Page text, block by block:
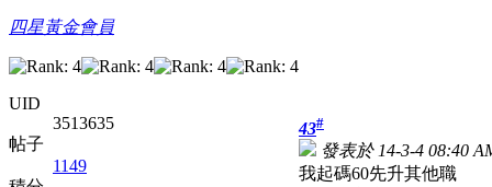
四星黃金會員
UID
3513635
帖子
1149
43#
發表於 14-3-4 08:40
我起碼60先升其他職